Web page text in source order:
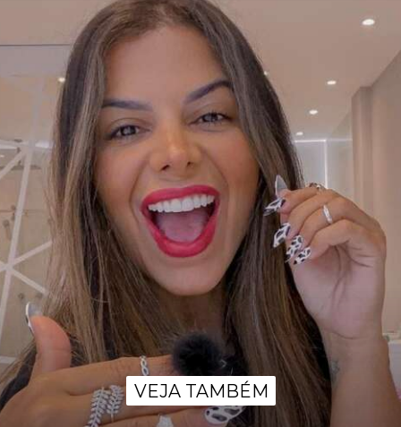
VEJA TAMBÉM
VEJA TAMBÉM